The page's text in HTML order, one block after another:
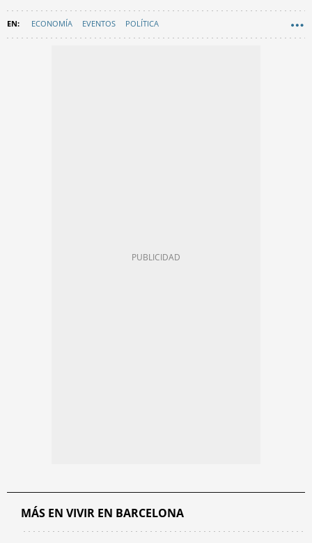
ECONOMÍA EVENTOS POLÍTICA
MÁS EN VIVIR EN BARCELONA